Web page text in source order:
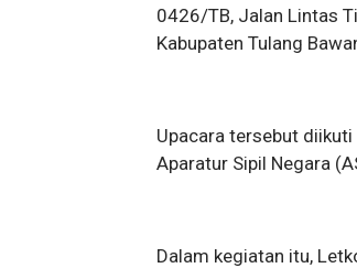
0426/TB, Jalan Lintas
Kabupaten Tulang
Upacara tersebut
Aparatur Sipil Negara
Dalam kegiatan itu,